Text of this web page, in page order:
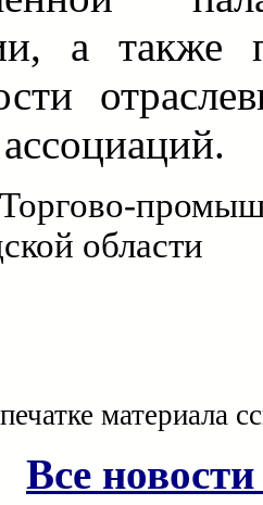
а также
области
материала
Все